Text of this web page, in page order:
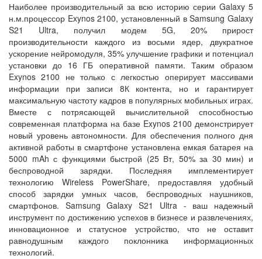
Наиболее производительный за всю историю серии Galaxy 5
н.м.процессор Exynos 2100, установленный в Samsung Galaxy
S21 Ultra, получил модем 5G, 20% прирост
производительности каждого из восьми ядер, двукратное
ускорение нейромодуля, 35% улучшение графики и потенциал
установки до 16 ГБ оперативной памяти. Таким образом
Exynos 2100 не только с легкостью оперирует массивами
информации при записи 8К контента, но и гарантирует
максимальную частоту кадров в популярных мобильных играх.
Вместе с потрясающей вычислительной способностью
современная платформа на базе Exynos 2100 демонстрирует
новый уровень автономности. Для обеспечения полного дня
активной работы в смартфоне установлена емкая батарея на
5000 mAh с функциями быстрой (25 Вт, 50% за 30 мин) и
беспроводной зарядки. Последняя имплементирует
технологию Wireless PowerShare, предоставляя удобный
способ зарядки умных часов, беспроводных наушников,
смартфонов. Samsung Galaxy S21 Ultra - ваш надежный
инструмент по достижению успехов в бизнесе и развлечениях,
инновационное и статусное устройство, что не оставит
равнодушным каждого поклонника информационных
технологий.